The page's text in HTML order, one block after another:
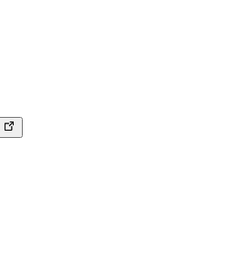
IAP 관리하세요.
제작하고 성장시키세요.
출시하세요.